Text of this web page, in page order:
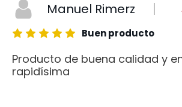
Manuel Rimerz
Buen producto
Producto de buena calidad y
rapidísima